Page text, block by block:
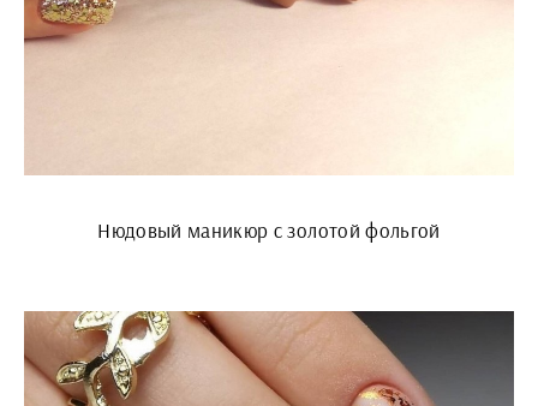
Нюдовый маникюр с золотой фольгой